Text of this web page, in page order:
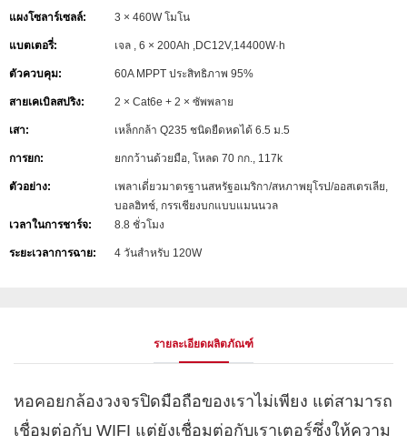
แผงโซลาร์เซลล์: 3 × 460W โมโน
แบตเตอรี่: เจล , 6 × 200Ah ,DC12V,14400W·h
ตัวควบคุม: 60A MPPT ประสิทธิภาพ 95%
สายเคเบิลสปริง: 2 × Cat6e + 2 × ซัพพลาย
เสา: เหล็กกล้า Q235 ชนิดยืดหดได้ 6.5 ม.5
การยก: ยกกว้านด้วยมือ, โหลด 70 กก., 117k
ตัวอย่าง:
เพลาเดี่ยวมาตรฐานสหรัฐอเมริกา/สหภาพยุโรป/ออสเตรเลีย,
บอลฮิทช์, กรรเชียงบกแบบแมนนวล
เวลาในการชาร์จ:
8.8 ชั่วโมง
ระยะเวลาการฉาย: 4 วันสำหรับ 120W
รายละเอียดผลิตภัณฑ์
หอคอยกล้องวงจรปิดมือถือของเราไม่เพียง แต่สามารถ
เชื่อมต่อกับ WIFI แต่ยังเชื่อมต่อกับเราเตอร์ซึ่งให้ความ